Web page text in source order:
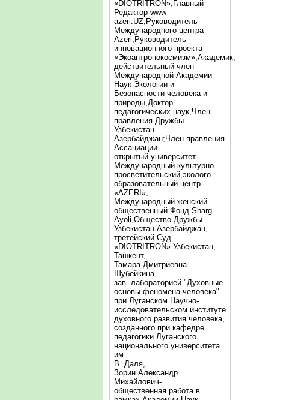
«DIOTRITRON»,Главный
Редактор www
azeri.UZ,Руководитель
Международного центра
Аzeri;Руководитель
инновационного проекта
«Экоантропокосмизм»,Академик,
действительный член
Международной Академии
Наук Экологии и
Безопасности человека и
природы,Доктор
педагогических наук,Член
правления Дружбы
Узбекистан-
Азербайджан;Член правления
Ассациации
открытый университет
Международный культурно-
просветительский,эколого-
образовательный центр
«AZERI»,
Mеждународный женский
общественный Фонд Sharg
Аyoli,Общество Дружбы
Узбекистан-Азербайджан,
третейский Суд
«DIOTRITRON»-Узбекистан,
Ташкент,
Тамара Дмитриевна
Шубейкина –
зав. лабораторией "Духовные
основы феномена человека"
при Луганском Научно-
исследовательском институте
духовного развития человека,
созданного при кафедре
педагогики Луганского
национального университета
им.
В. Даля,
Зорин Александр
Михайлович-
общественная работа в